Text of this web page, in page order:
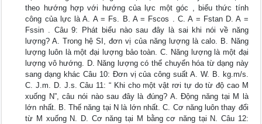
theo hướng hợp với hướng của lực một góc , biểu thức tính
công của lực là A. A = Fs. B. A = Fscos . C. A = Fstan D. A =
Fssin . Câu 9: Phát biểu nào sau đây là sai khi nói về năng
lượng? A. Trong hệ SI, đơn vị của năng lượng là calo. B. Năng
lượng luôn là một đại lượng bảo toàn. C. Năng lượng là một đại
lượng vô hướng. D. Năng lượng có thể chuyển hóa từ dạng này
sang dạng khác Câu 10: Đơn vị của công suất A. W. B. kg.m/s.
C. J.m. D. J.s. Câu 11: “ Khi cho một vật rơi tự do từ độ cao M
xuống N”, câu nói nào sau đây là đúng? A. Động năng tại M là
lớn nhất. B. Thế năng tại N là lớn nhất. C. Cơ năng luôn thay đổi
từ M xuống N. D. Cơ năng tại M bằng cơ năng tại N. Câu 12: